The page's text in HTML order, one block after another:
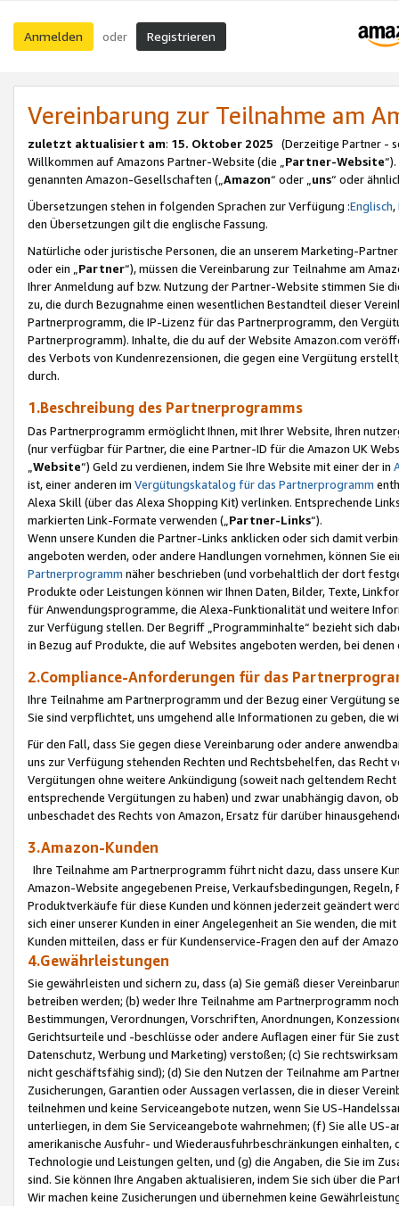
Anmelden oder Registrieren
Vereinbarung zur Teilnahme am
zuletzt aktualisiert am: 15. Oktober 2025 (Derzeitige Partner -
Willkommen auf Amazons Partner-Website (die „Partner-Website
genannten Amazon-Gesellschaften („Amazon“ oder „uns“ oder
Übersetzungen stehen in folgenden Sprachen zur Verfügung :Englisch,
den Übersetzungen gilt die englische Fassung.
Natürliche oder juristische Personen, die an unserem Marketing-
oder ein „Partner“), müssen die Vereinbarung zur Teilnahme am
Ihrer Anmeldung auf bzw. Nutzung der Partner-Website stimmen Sie
zu, die durch Bezugnahme einen wesentlichen Bestandteil dieser
Partnerprogramm, die IP-Lizenz für das Partnerprogramm, den
Partnerprogramm). Inhalte, die du auf der Website Amazon.com
des Verbots von Kundenrezensionen, die gegen eine Vergütung
durch.
1.Beschreibung des Partnerprogramms
Das Partnerprogramm ermöglicht Ihnen, mit Ihrer Website, Ihren
(nur verfügbar für Partner, die eine Partner-ID für die Amazon UK
Website“) Geld zu verdienen, indem Sie Ihre Website mit einer der in
ist, einer anderen im Vergütungskatalog für das Partnerprogramm
Alexa Skill (über das Alexa Shopping Kit) verlinken. Entsprechende
markierten Link-Formate verwenden („ Partner-Links“).
Wenn unsere Kunden die Partner-Links anklicken oder sich damit
angeboten werden, oder andere Handlungen vornehmen, können Sie
Partnerprogramm näher beschrieben (und vorbehaltlich der dort
Produkte oder Leistungen können wir Ihnen Daten, Bilder, Texte,
für Anwendungsprogramme, die Alexa-Funktionalität und weitere
zur Verfügung stellen. Der Begriff „Programminhalte“ bezieht sich
in Bezug auf Produkte, die auf Websites angeboten werden, bei
2.Compliance-Anforderungen für das
Ihre Teilnahme am Partnerprogramm und der Bezug einer Vergütung
Sie sind verpflichtet, uns umgehend alle Informationen zu geben, die
Für den Fall, dass Sie gegen diese Vereinbarung oder andere
uns zur Verfügung stehenden Rechten und Rechtsbehelfen, das
Vergütungen ohne weitere Ankündigung (soweit nach geltendem
entsprechende Vergütungen zu haben) und zwar unabhängig davon,
unbeschadet des Rechts von Amazon, Ersatz für darüber
3.Amazon-Kunden
Ihre Teilnahme am Partnerprogramm führt nicht dazu, dass unsere
Amazon-Website angegebenen Preise, Verkaufsbedingungen,
Produktverkäufe für diese Kunden und können jederzeit geändert
sich einer unserer Kunden in einer Angelegenheit an Sie wenden, die
Kunden mitteilen, dass er für Kundenservice-Fragen den auf der
4.Gewährleistungen
Sie gewährleisten und sichern zu, dass (a) Sie gemäß dieser
betreiben werden; (b) weder Ihre Teilnahme am Partnerprogramm
Bestimmungen, Verordnungen, Vorschriften, Anordnungen,
Gerichtsurteile und -beschlüsse oder andere Auflagen einer für Sie
Datenschutz, Werbung und Marketing) verstoßen; (c) Sie
nicht geschäftsfähig sind); (d) Sie den Nutzen der Teilnahme am
Zusicherungen, Garantien oder Aussagen verlassen, die in dieser
teilnehmen und keine Serviceangebote nutzen, wenn Sie US-
unterliegen, in dem Sie Serviceangebote wahrnehmen; (f) Sie alle
amerikanische Ausfuhr- und Wiederausfuhrbeschränkungen
Technologie und Leistungen gelten, und (g) die Angaben, die Sie im
sind. Sie können Ihre Angaben aktualisieren, indem Sie sich über die
Wir machen keine Zusicherungen und übernehmen keine